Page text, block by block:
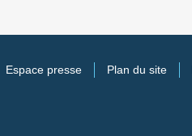
Espace presse Plan du site